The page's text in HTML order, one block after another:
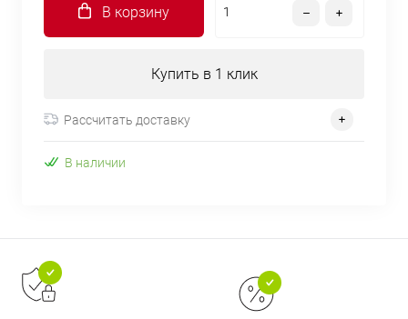
В корзину
Купить в 1 клик
Рассчитать доставку
В наличии